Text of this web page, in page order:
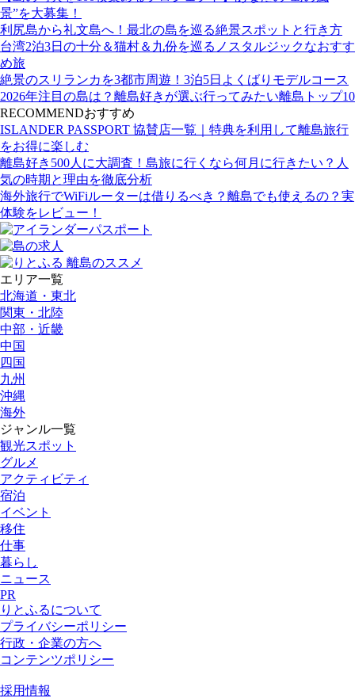
景”を大募集！
利尻島から礼文島へ！最北の島を巡る絶景スポットと行き方
台湾2泊3日の十分＆猫村＆九份を巡るノスタルジックなおすす
め旅
絶景のスリランカを3都市周遊！3泊5日よくばりモデルコース
2026年注目の島は？離島好きが選ぶ行ってみたい離島トップ10
RECOMMENDおすすめ
ISLANDER PASSPORT 協賛店一覧｜特典を利用して離島旅行
をお得に楽しむ
離島好き500人に大調査！島旅に行くなら何月に行きたい？人
気の時期と理由を徹底分析
海外旅行でWiFiルーターは借りるべき？離島でも使えるの？実
体験をレビュー！
エリア一覧
北海道・東北
関東・北陸
中部・近畿
中国
四国
九州
沖縄
海外
ジャンル一覧
観光スポット
グルメ
アクティビティ
宿泊
イベント
移住
仕事
暮らし
ニュース
PR
りとふるについて
プライバシーポリシー
行政・企業の方へ
コンテンツポリシー
採用情報